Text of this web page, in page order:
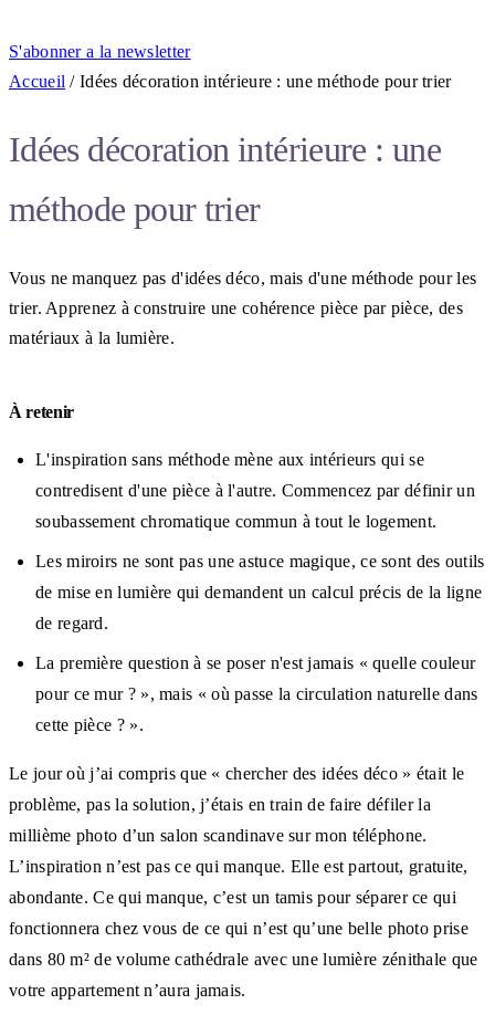
S'abonner a la newsletter
Accueil / Idées décoration intérieure : une méthode pour trier
Idées décoration intérieure : une
méthode pour trier
Vous ne manquez pas d'idées déco, mais d'une méthode pour les
trier. Apprenez à construire une cohérence pièce par pièce, des
matériaux à la lumière.
À retenir
L'inspiration sans méthode mène aux intérieurs qui se
contredisent d'une pièce à l'autre. Commencez par définir un
soubassement chromatique commun à tout le logement.
Les miroirs ne sont pas une astuce magique, ce sont des outils
de mise en lumière qui demandent un calcul précis de la ligne
de regard.
La première question à se poser n'est jamais « quelle couleur
pour ce mur ? », mais « où passe la circulation naturelle dans
cette pièce ? ».
Le jour où j’ai compris que « chercher des idées déco » était le
problème, pas la solution, j’étais en train de faire défiler la
millième photo d’un salon scandinave sur mon téléphone.
L’inspiration n’est pas ce qui manque. Elle est partout, gratuite,
abondante. Ce qui manque, c’est un tamis pour séparer ce qui
fonctionnera chez vous de ce qui n’est qu’une belle photo prise
dans 80 m² de volume cathédrale avec une lumière zénithale que
votre appartement n’aura jamais.